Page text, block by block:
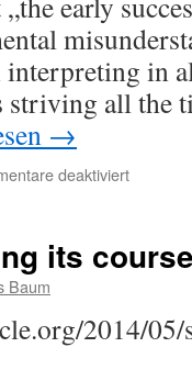
in
striving all the
→
deaktiviert
its
Baum
2014/